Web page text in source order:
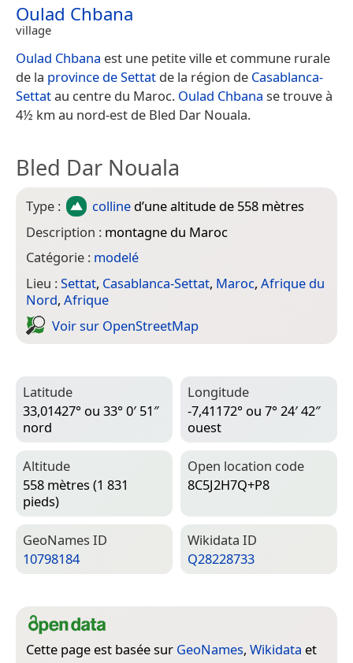
Oulad Chbana
village
Oulad Chbana est une petite ville et commune rurale
de la province de Settat de la région de Casablanca-
Settatau centre du Maroc. Oulad Chbana se trouve à
4½ km au nord-est de Bled Dar Nouala.
Bled Dar Nouala
Type : colline d’une altitude de 558 mètres
Description : montagne du Maroc
Catégorie : modelé
Lieu :Settat, Casablanca-Settat, Maroc, Afrique du
Nord, Afrique
Voir sur Open­Street­Map
Latitude
33,01427° ou 33° 0′ 51″
nord
Longitude
-7,41172° ou 7° 24′ 42″
ouest
Altitude
558 mètres (1 831
pieds)
Open location code
8C5J2H7Q+P8
Geo­Names ID
10798184
Wiki­data ID
Q28228733
Cette page est basée sur GeoNames, Wikidata et